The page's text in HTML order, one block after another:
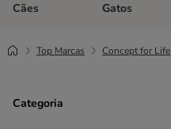
Cães Abrir menu de
Gatos
Top Marcas Concept for Life
Categoria